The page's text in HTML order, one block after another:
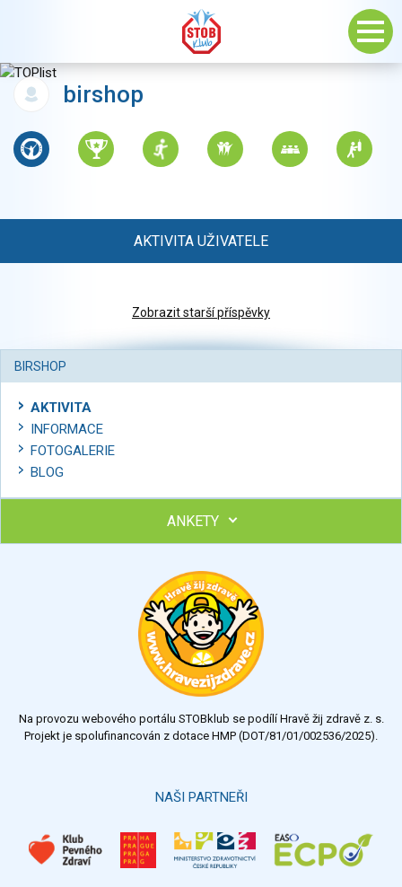
birshop
AKTIVITA UŽIVATELE
Zobrazit starší příspěvky
BIRSHOP
AKTIVITA
INFORMACE
FOTOGALERIE
BLOG
ANKETY
Výsledky Všechny ankety
Na provozu webového portálu STOBklub se podílí Hravě žij zdravě z. s.
Projekt je spolufinancován z dotace HMP (DOT/81/01/002536/2025).
NAŠI PARTNEŘI